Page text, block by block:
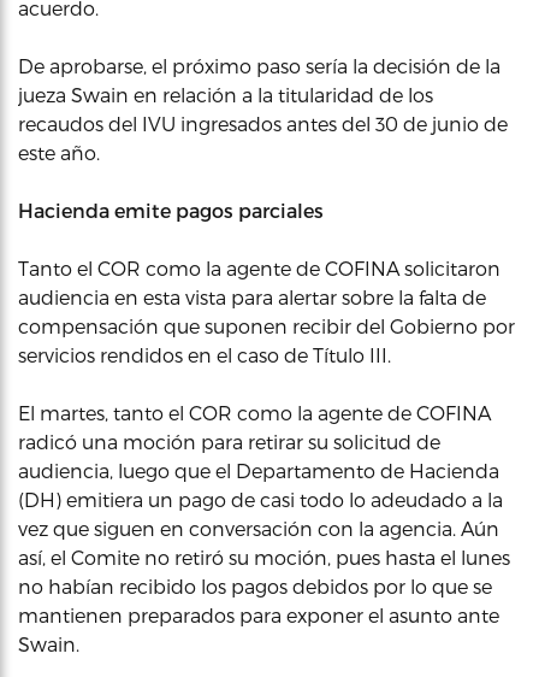
acuerdo.
De aprobarse, el próximo paso sería la decisión de la
jueza Swain en relación a la titularidad de los
recaudos del IVU ingresados antes del 30 de junio de
este año.
Hacienda emite pagos parciales
Tanto el COR como la agente de COFINA solicitaron
audiencia en esta vista para alertar sobre la falta de
compensación que suponen recibir del Gobierno por
servicios rendidos en el caso de Título III.
El martes, tanto el COR como la agente de COFINA
radicó una moción para retirar su solicitud de
audiencia, luego que el Departamento de Hacienda
(DH) emitiera un pago de casi todo lo adeudado a la
vez que siguen en conversación con la agencia. Aún
así, el Comite no retiró su moción, pues hasta el lunes
no habían recibido los pagos debidos por lo que se
mantienen preparados para exponer el asunto ante
Swain.